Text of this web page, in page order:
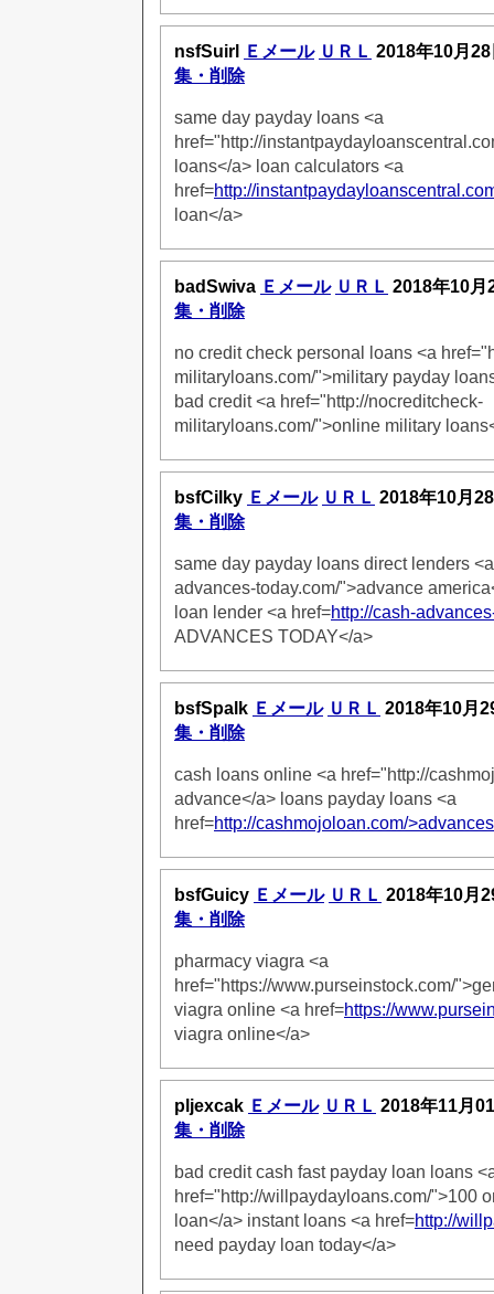
nsfSuirl Ｅメール ＵＲＬ 2018年10月
集・削除
same day payday loans <a
href="http://
loans</a> loan calculators <a
href=http://
loan</a>
badSwiva Ｅメール ＵＲＬ 2018年10月
集・削除
no credit check personal loans <a
militaryloans.com/">military payday
bad credit <a href="http://nocreditcheck-
militaryloans.com/">online military
bsfCilky Ｅメール ＵＲＬ 2018年10月
集・削除
same day payday loans direct lenders
advances-today.com/">advance
loan lender <a href=http://cash-
ADVANCES TODAY</a>
bsfSpalk Ｅメール ＵＲＬ 2018年10月
集・削除
cash loans online <a href="http://
advance</a> loans payday loans <a
href=http://cashmojoloan.com/
bsfGuicy Ｅメール ＵＲＬ 2018年10月
集・削除
pharmacy viagra <a
href="https://www.purseinstock.com/
viagra online <a href=https://
viagra online</a>
pljexcak Ｅメール ＵＲＬ 2018年11月
集・削除
bad credit cash fast payday loan loans
href="http://willpaydayloans.com/">100
loan</a> instant loans <a href=http://
need payday loan today</a>